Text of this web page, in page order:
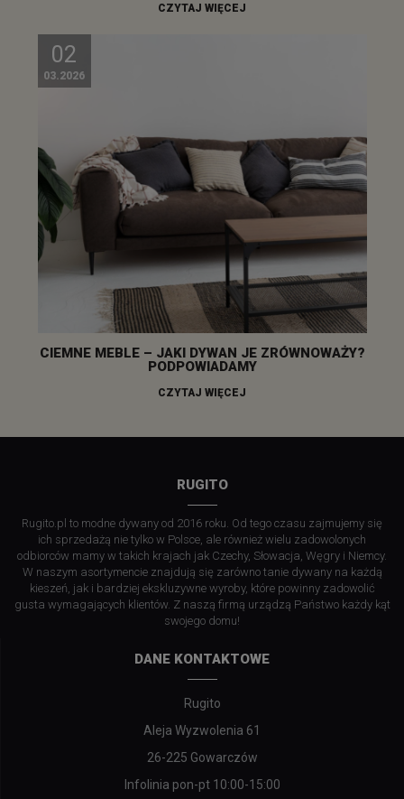
CZYTAJ WIĘCEJ
02
03.2026
CIEMNE MEBLE – JAKI DYWAN JE ZRÓWNOWAŻY?
PODPOWIADAMY
CZYTAJ WIĘCEJ
RUGITO
Rugito.pl to modne dywany od 2016 roku. Od tego czasu zajmujemy się
ich sprzedażą nie tylko w Polsce, ale również wielu zadowolonych
odbiorców mamy w takich krajach jak Czechy, Słowacja, Węgry i Niemcy.
W naszym asortymencie znajdują się zarówno tanie dywany na każdą
kieszeń, jak i bardziej ekskluzywne wyroby, które powinny zadowolić
gusta wymagających klientów. Z naszą firmą urządzą Państwo każdy kąt
swojego domu!
DANE KONTAKTOWE
Rugito
Aleja Wyzwolenia 61
26-225 Gowarczów
Infolinia pon-pt 10:00-15:00